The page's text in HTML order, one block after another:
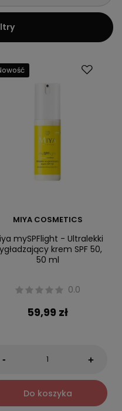
MIYA COSMETICS
mySPFlight - Ultralekki
krem SPF 50,
50 ml
0.0
59,99 zł
- +
Do koszyka